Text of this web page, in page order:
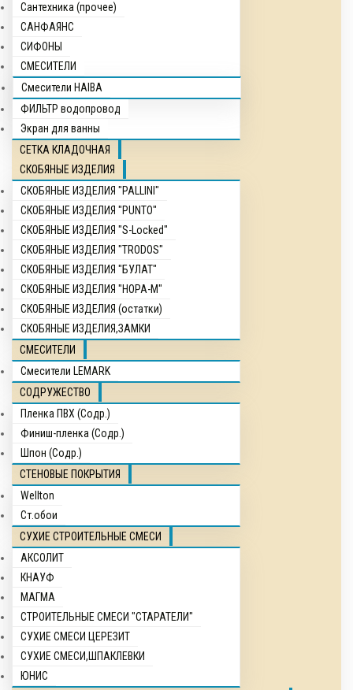
Сантехника (прочее)
САНФАЯНС
СИФОНЫ
СМЕСИТЕЛИ
Смесители HAIBA
ФИЛЬТР водопровод
Экран для ванны
СЕТКА КЛАДОЧНАЯ
СКОБЯНЫЕ ИЗДЕЛИЯ
СКОБЯНЫЕ ИЗДЕЛИЯ "PALLINI"
СКОБЯНЫЕ ИЗДЕЛИЯ "PUNTO"
СКОБЯНЫЕ ИЗДЕЛИЯ "S-Locked"
СКОБЯНЫЕ ИЗДЕЛИЯ "TRODOS"
СКОБЯНЫЕ ИЗДЕЛИЯ "БУЛАТ"
СКОБЯНЫЕ ИЗДЕЛИЯ "НОРА-М"
СКОБЯНЫЕ ИЗДЕЛИЯ (остатки)
СКОБЯНЫЕ ИЗДЕЛИЯ,ЗАМКИ
СМЕСИТЕЛИ
Смесители LEMARK
СОДРУЖЕСТВО
Пленка ПВХ (Содр.)
Финиш-пленка (Содр.)
Шпон (Содр.)
СТЕНОВЫЕ ПОКРЫТИЯ
Wellton
Ст.обои
СУХИЕ СТРОИТЕЛЬНЫЕ СМЕСИ
АКСОЛИТ
КНАУФ
МАГМА
СТРОИТЕЛЬНЫЕ СМЕСИ "СТАРАТЕЛИ"
СУХИЕ СМЕСИ ЦЕРЕЗИТ
СУХИЕ СМЕСИ,ШПАКЛЕВКИ
ЮНИС